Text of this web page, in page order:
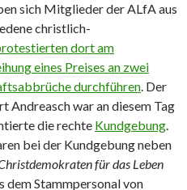
sich Mitglieder der ALfA aus
christlich-
dort am
eines Preises an zwei
durchführen. Der
Andreasch war an diesem Tag
die rechte Kundgebung.
bei der Kundgebung neben
für das Leben
dem Stammpersonal von